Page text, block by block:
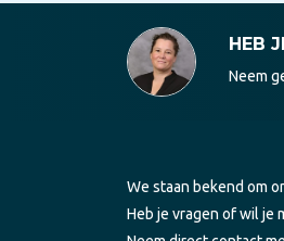
HEB
Neem
We staan bekend om
Heb je vragen of wil je